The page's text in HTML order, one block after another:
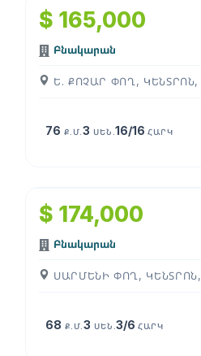
$ 165,000
Բնակարան
Ե. ՔՈՉԱՐ ՓՈՂ,
76 Ք.Մ.3 ՍԵՆ.16/16ՀԱՐԿ
$ 174,000
Բնակարան
ՍԱՐՄԵՆԻ ՓՈՂ,
68 Ք.Մ.3 ՍԵՆ.3/6ՀԱՐԿ